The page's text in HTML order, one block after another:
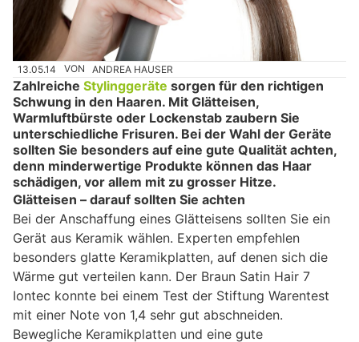
13.05.14 VON ANDREA HAUSER
Zahlreiche Stylinggeräte sorgen für den richtigen
Schwung in den Haaren. Mit Glätteisen,
Warmluftbürste oder Lockenstab zaubern Sie
unterschiedliche Frisuren. Bei der Wahl der Geräte
sollten Sie besonders auf eine gute Qualität achten,
denn minderwertige Produkte können das Haar
schädigen, vor allem mit zu grosser Hitze.
Glätteisen – darauf sollten Sie achten
Bei der Anschaffung eines Glätteisens sollten Sie ein
Gerät aus Keramik wählen. Experten empfehlen
besonders glatte Keramikplatten, auf denen sich die
Wärme gut verteilen kann. Der Braun Satin Hair 7
Iontec konnte bei einem Test der Stiftung Warentest
mit einer Note von 1,4 sehr gut abschneiden.
Bewegliche Keramikplatten und eine gute